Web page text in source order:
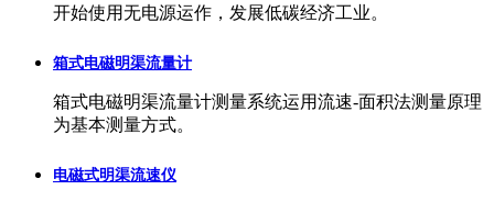
开始使用无电源运作，发展低碳经济工业。
箱式电磁明渠流量计
箱式电磁明渠流量计测量系统运用流速-面积法测量原理
为基本测量方式。
电磁式明渠流速仪